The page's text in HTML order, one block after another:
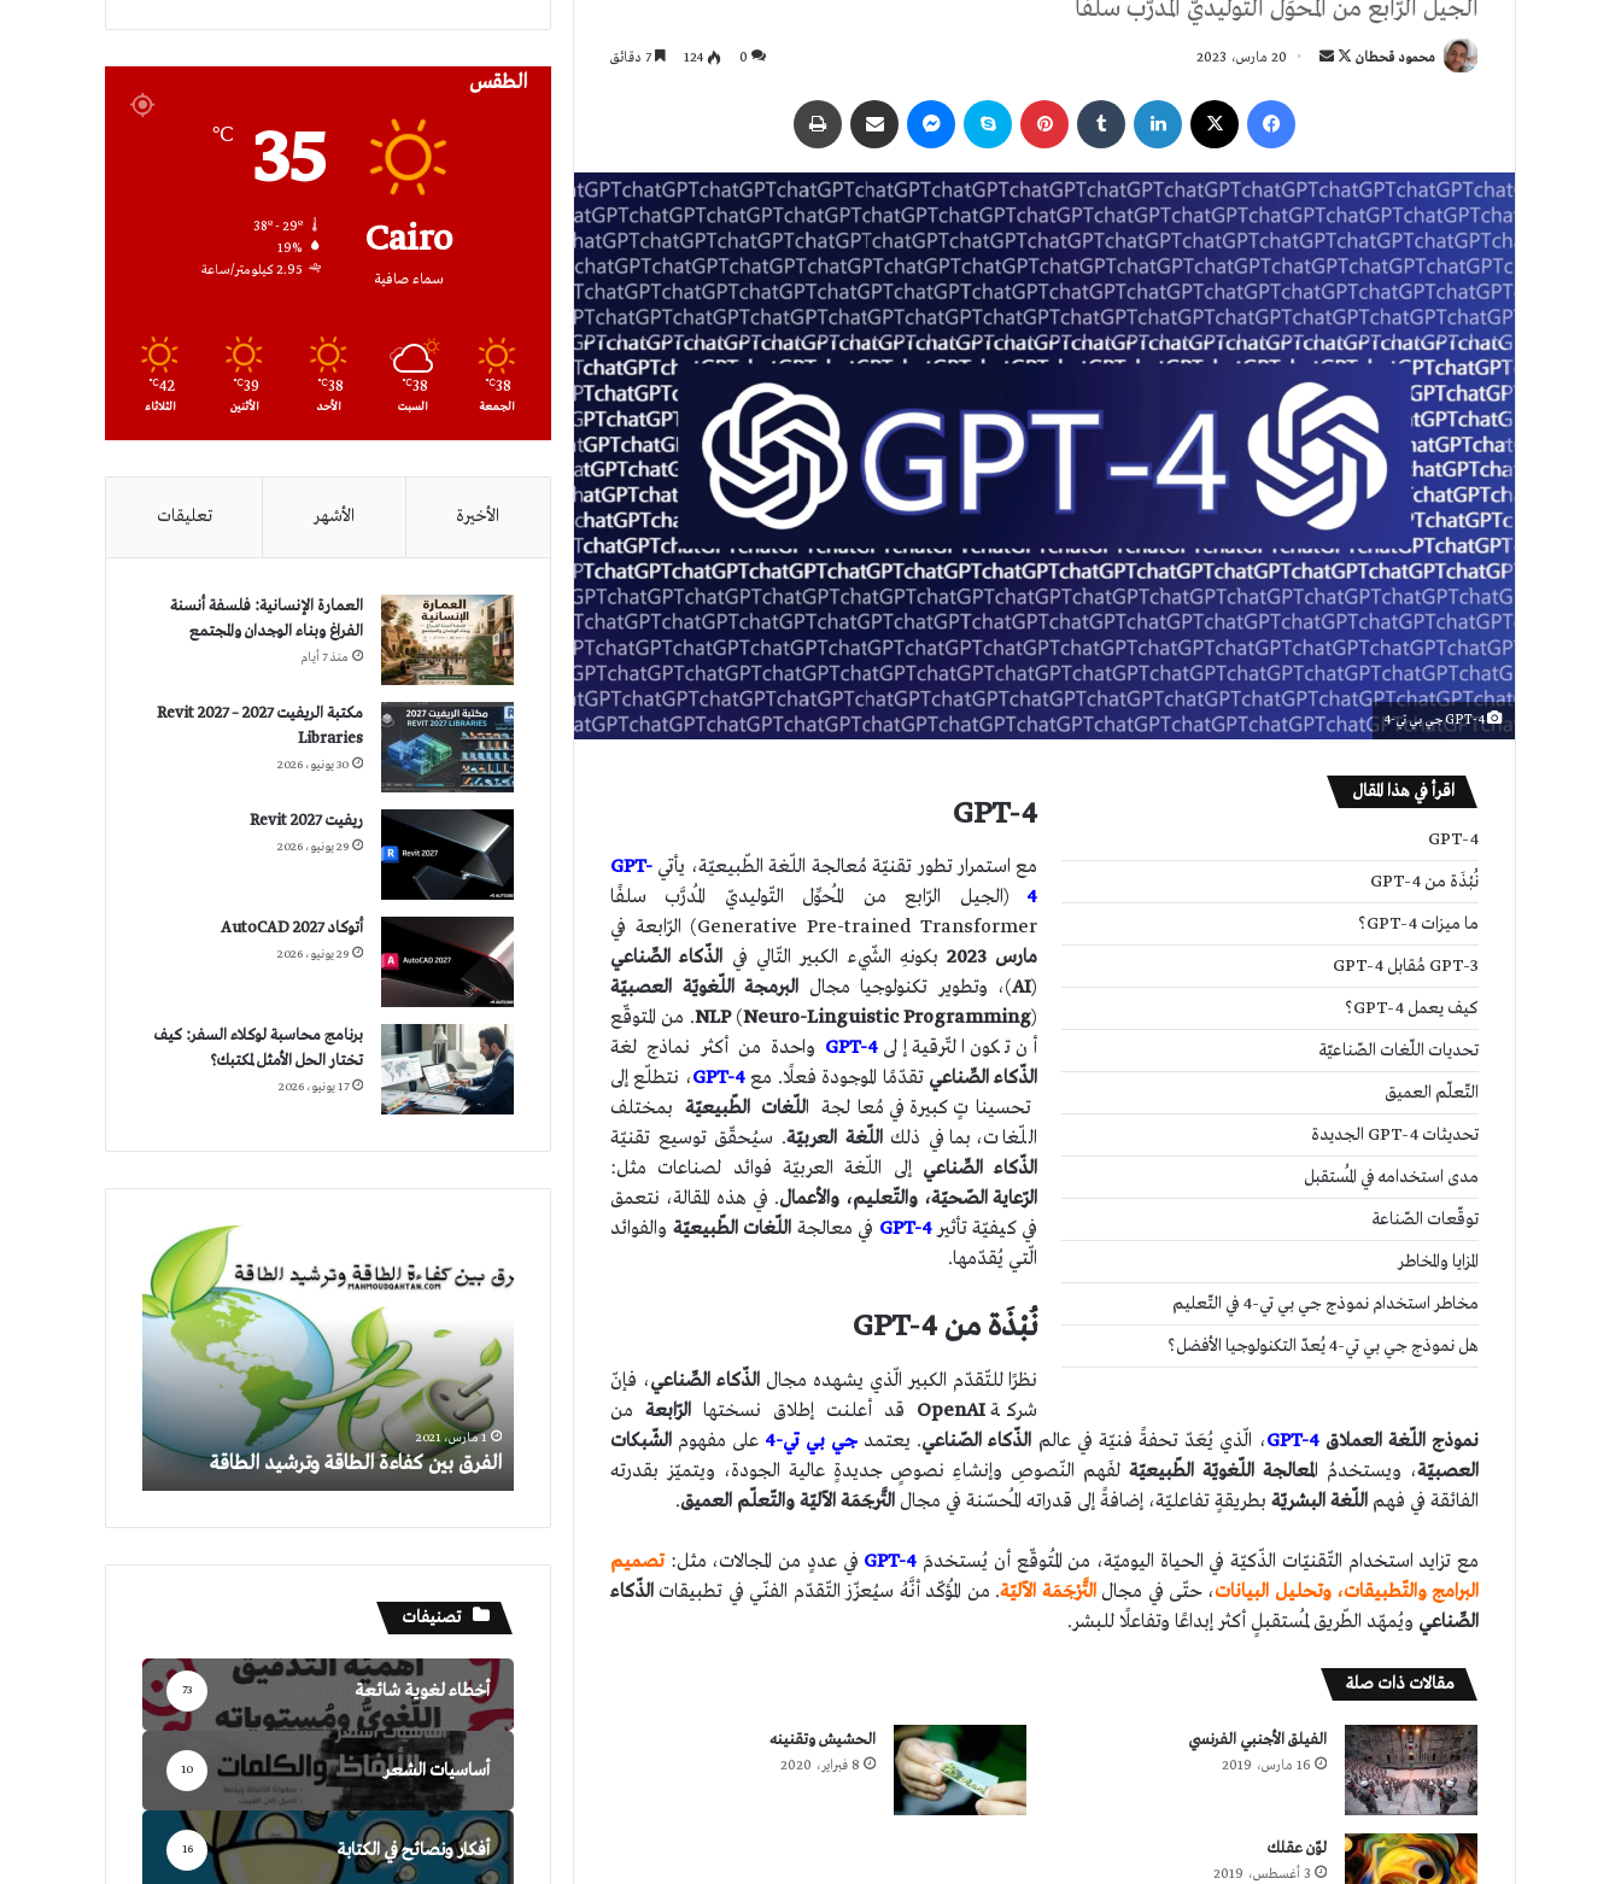
الجيل الرّابع من المُحوِّل التّوليديّ المُدرَّب سلفًا
محمود قحطان
تابعأرسل
إلكترونيا
20 مارس، 2023 0
124
فيسبوك لينكدإن بينتيريست سكايب ماسنجر مشاركة عبر البريد
GPT-4 جي بي تي-4
اقرأ في هذا المقال
GPT-4
نُبْذَة من GPT-4
ما ميزات GPT-4؟
GPT-3 مُقابل GPT-4
كيف يعمل GPT-4؟
تحديات اللّغات الصّناعيّة
التّعلّم العميق
تحديثات GPT-4 الجديدة
مدى استخدامه في المُستقبل
توقّعات الصّناعة
المزايا والمخاطر
مخاطر استخدام نموذج جي بي تي-4 في التّعليم
هل نموذج جي بي تي-4 يُعدّ التكنولوجيا الأفضل؟
GPT-4
مع استمرار تطور تقنيّة مُعالجة اللّغة الطّبيعيّة، يأتي GPT-
4(الجيل الرّابع من المُحوِّل التّوليديّ المُدرَّب سلفًا
Generative Pre-trained Transformer) الرّابعة في
مارس 2023
بكونهِ الشّيء الكبير التّالي في الذّكاء الصِّناعي
(
AI)، وتطوير تكنولوجيا مجال البرمجة اللّغويّة العصبيّة
NLP(Neuro-Linguistic Programming
). من المتوقّع
أن تكون التّرقية إلى GPT-4 واحدة من أكثر نماذج لغة
الذّكاء الصِّناعي تقدّمًا الموجودة فعلًا. معGPT-4، نتطلّع إلى
تحسيناتٍ كبيرة في مُعالجة اللّغات الطّبيعيّة بمختلف
اللّغات، بما في ذلكاللّغة العربيّة. سيُحقّق توسيع تقنيّة
الذّكاء الصِّناعي إلى اللّغة العربيّة فوائد لصناعات مثل:
الرّعاية الصّحيّة، والتّعليم، والأعمال. في هذه المقالة، نتعمق
في كيفيّة تأثيرGPT-4 في معالجة اللّغات الطّبيعيّة والفوائد
الّتي يُقدّمها.
نُبْذَة من GPT-4
نظرًا للتّقدّم الكبير الّذي يشهده مجالالذّكاء الصِّناعي، فإنّ
شركة OpenAI قد أعلنت إطلاق نسختها الرّابعةمن
نموذج اللّغة العملاقGPT-4، الّذي يُعَدّ تحفةً فنيّة في عالم الذّكاء الصّناعي. يعتمدجي بي تي-4 على مفهوم الشّبكات
العصبيّة، ويستخدمُ المعالجة اللّغويّة الطّبيعيّة لفَهم النّصوصِ وإنشاءِ نصوصٍ جديدةٍ عالية الجودة، ويتميّز بقدرته
الفائقة في فهم اللّغة البشريّة بطريقةٍ تفاعليّة، إضافةً إلى قدراته المُحسّنة في مجال التَّرجَمَة الآليّة والتّعلّم العميق.
مع تزايد استخدام التّقنيّات الذّكيّة في الحياة اليوميّة، من المُتوقّع أن يُستخدمَ GPT-4 في عددٍ من المجالات، مثل:تصميم
البرامج والتّطبيقات، وتحليل البيانات، حتّى في مجالالتَّرْجَمَة الآليّة. من المُؤكّد أنَّهُ سيُعزّز التّقدّم الفنّي في تطبيقات الذّكاء
الصِّناعي ويُمهّد الطّريق لمُستقبلٍ أكثر إبداعًا وتفاعلًا للبشر.
مقالات ذات صلة
الفيلق الأجنبي الفرنسي
16 مارس، 2019
الحشيش وتقنينه
8 فبراير، 2020
لوّن عقلك
3 أغسطس، 2019
الطقس
Cairo
سماء صافية
35
℃
19%
2.95 كيلومتر/ساعة
38
℃
الجمعة
38
℃
السبت
38
℃
الأحد
39
℃
الأثنين
42
℃
الثلاثاء
الأخيرة الأشهر تعليقات
العمارة الإنسانية: فلسفة أنسنة
الفراغ وبناء الوجدان والمجتمع
منذ 7 أيام
مكتبة الريفيت 2027 – Revit 2027
Libraries
30 يونيو، 2026
ريفيت 2027 Revit
29 يونيو، 2026
أتوكاد 2027 AutoCAD
29 يونيو، 2026
برنامج محاسبة لوكلاء السفر: كيف
تختار الحل الأمثل لمكتبك؟
17 يونيو، 2026
كفاءة
وترشيد
الطاقة
1 مارس، 2021
الفرق بين كفاءة الطاقة وترشيد الطاقة
تصنيفات
أخطاء لغوية شائعة 73
أساسيات الشعر 10
أفكار ونصائح في الكتابة 16